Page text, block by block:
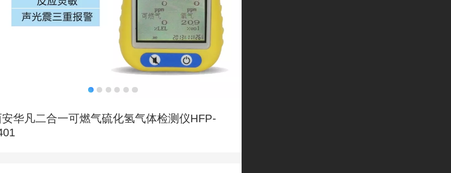
华凡二合一可燃气硫化氢气体检测仪HFP-